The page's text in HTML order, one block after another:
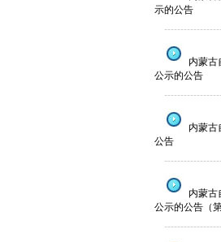
示的公告
内蒙古
公示的公告
内蒙古
公告
内蒙古
公示的公告（第